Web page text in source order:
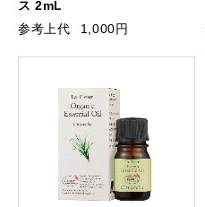
ス 2mL
参考上代
1,000円